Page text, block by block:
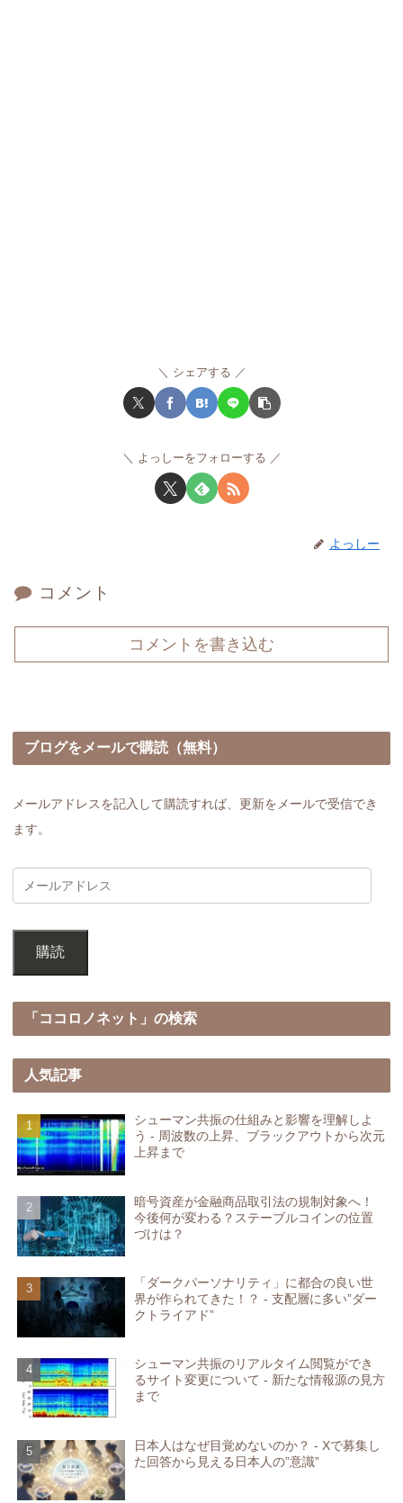
シェアする
よっしーをフォローする
よっしー
コメント
コメントを書き込む
ブログをメールで購読（無料）
メールアドレスを記入して購読すれば、更新をメールで受信でき
ます。
購読
「ココロノネット」の検索
人気記事
シューマン共振の仕組みと影響を理解しよ
う - 周波数の上昇、ブラックアウトから次元
上昇まで
暗号資産が金融商品取引法の規制対象へ！
今後何が変わる？ステーブルコインの位置
づけは？
「ダークパーソナリティ」に都合の良い世
界が作られてきた！？ - 支配層に多い”ダー
クトライアド”
シューマン共振のリアルタイム閲覧ができ
るサイト変更について - 新たな情報源の見方
まで
日本人はなぜ目覚めないのか？ - Xで募集し
た回答から見える日本人の”意識”